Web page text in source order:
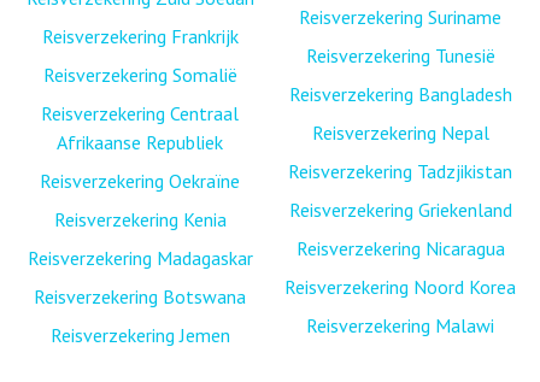
Reisverzekering Frankrijk
Reisverzekering Somalië
Reisverzekering Centraal
Afrikaanse Republiek
Reisverzekering Oekraïne
Reisverzekering Kenia
Reisverzekering Madagaskar
Reisverzekering Botswana
Reisverzekering Jemen
Reisverzekering Suriname
Reisverzekering Tunesië
Reisverzekering Bangladesh
Reisverzekering Nepal
Reisverzekering Tadzjikistan
Reisverzekering Griekenland
Reisverzekering Nicaragua
Reisverzekering Noord Korea
Reisverzekering Malawi